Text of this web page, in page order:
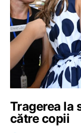
Tragerea la
către copii